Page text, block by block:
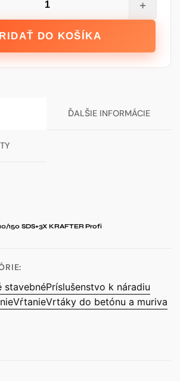
+
DO KOŠÍKA
ĎALŠIE INFORMÁCIE
150 SDS+3X KRAFTER Profi
stavebnéPríslušenstvo k náradiu
VŕtanieVrtáky do betónu a muriva